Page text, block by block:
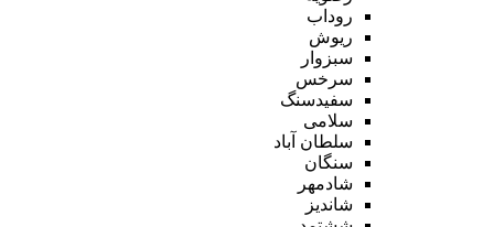
روداب
ریوش
سبزوار
سرخس
سفیدسنگ
سلامی
سلطان آباد
سنگان
شادمهر
شاندیز